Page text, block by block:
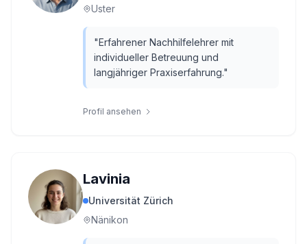
Uster
"Erfahrener Nachhilfelehrer mit
individueller Betreuung und
langjähriger Praxiserfahrung."
Profil ansehen
Lavinia
Universität Zürich
Nänikon